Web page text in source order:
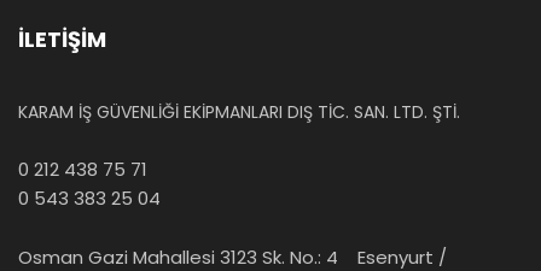
İLETİŞİM
KARAM İŞ GÜVENLİĞİ EKİPMANLARI DIŞ TİC. SAN. LTD. ŞTİ.
0 212 438 75 71
0 543 383 25 04
Osman Gazi Mahallesi 3123 Sk. No.: 4 Esenyurt /